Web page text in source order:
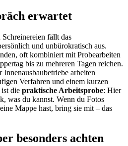
erwartet
fällt das
und unbürokratisch aus.
oft kombiniert mit Probearbeiten
bis zu mehreren Tagen reichen.
arbeiten
Verfahren und einem kurzen
die praktische Arbeitsprobe: Hier
was du kannst. Wenn du Fotos
Mappe hast, bring sie mit – das
besonders achten